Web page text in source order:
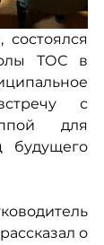
состоялся
ТОС в
с
для
будущего
о